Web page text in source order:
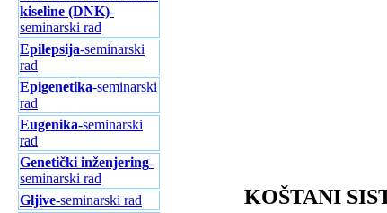
kiseline (DNK)-
seminarski rad
Epilepsija-seminarski
rad
Epigenetika-seminarski
rad
Eugenika-seminarski
rad
Genetički inženjering-
seminarski rad
Gljive-seminarski rad
KOŠTANI